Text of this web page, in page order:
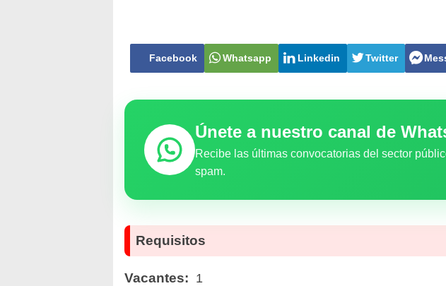
Facebook Whatsapp Linkedin Twitter
Únete a nuestro canal de
Recibe las últimas convocatorias del sector
spam.
Requisitos
Vacantes: 1